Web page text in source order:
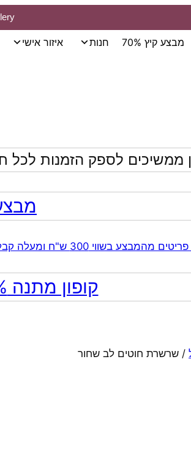
מבצע קיץ 70% חנות איזור אישי
ממשיכים לספק הזמנות לכל
300 ש"ח ומעלה קבלי 70% הנחה אוטומטית בקופה על התכשיטים שבקטגוריית המבצע | ללא כפל מבצעים
קופון מתנה 10% הנחה לרכישה ראשונה באתר!
/ שרשרת חוטים לב שחור